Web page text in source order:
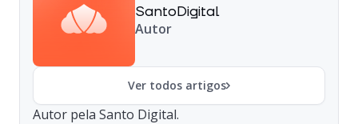
SantoDigital
Autor
Ver todos artigos
Autor pela Santo Digital.